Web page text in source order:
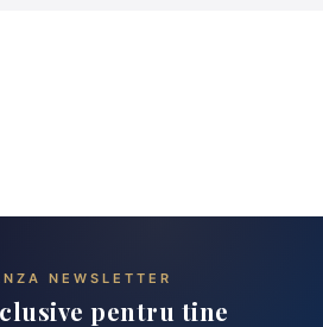
NEWSLETTER
pentru tine